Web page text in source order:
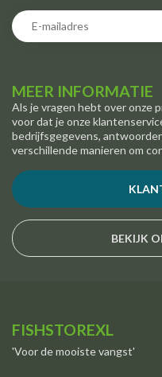
MEER INFORMATIE
Als je vragen hebt over onze
voor dat je onze
bedrijfsgegevens,
verschillende manieren om
BEKIJK
FISHSTOREXL
'Voor de mooiste vangst'